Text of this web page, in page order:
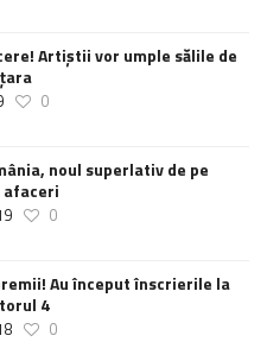
Artiștii vor umple sălile de
0
noul superlativ de pe
0
Au început înscrierile la
4
0